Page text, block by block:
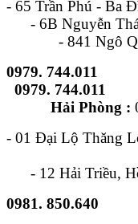
- 65 Trần
- 6B Nguyễn
- 841 Ngô
0979. 744.011
0979. 744.011
Hải Phòng :
- 01 Đại Lộ
- 12 Hải Triều,
0981. 850.640